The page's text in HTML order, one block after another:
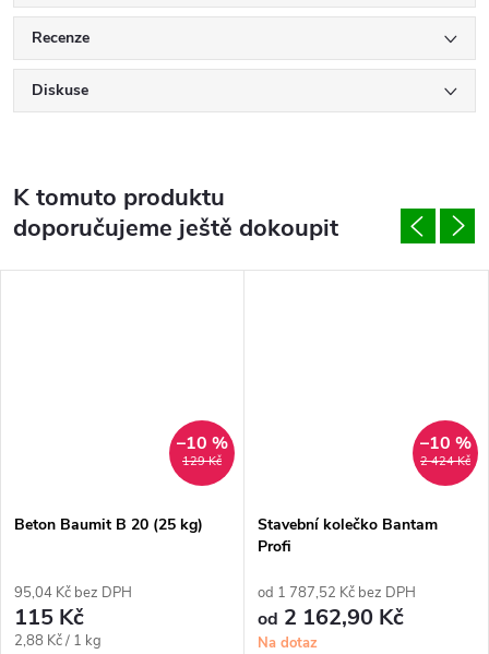
Recenze
Diskuse
K tomuto produktu
doporučujeme ještě dokoupit
129 Kč
–10 %
Beton Baumit B 20 (25 kg)
95,04 Kč bez DPH
115 Kč
Měrná
2,88 Kč / 1 kg
2 424 Kč
–10 %
Stavební kolečko Bantam
Profi
od 1 787,52 Kč bez DPH
od 2 162,90 Kč
Na dotaz